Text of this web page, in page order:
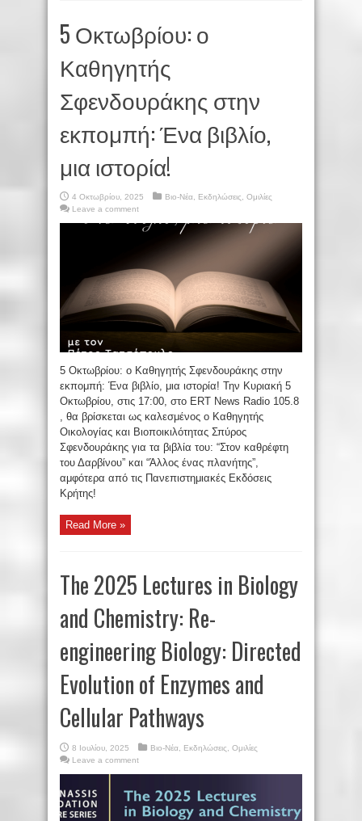
5 Οκτωβρίου: ο
Καθηγητής
Σφενδουράκης στην
εκπομπή: Ένα βιβλίο,
μια ιστορία!
4 Οκτωβρίου, 2025 Βιο-Νέα Εκδηλώσεις
Ομιλίες
Leave a comment
5 Οκτωβρίου: ο Καθηγητής Σφενδουράκης στην
εκπομπή: Ένα βιβλίο, μια ιστορία! Την Κυριακή 5
Οκτωβρίου, στις 17:00, στο ERT News Radio 105.8
, θα βρίσκεται ως καλεσμένος ο Καθηγητής
Οικολογίας και Βιοποικιλότητας Σπύρος
Σφενδουράκης για τα βιβλία του: “Στον καθρέφτη
του Δαρβίνου” και “Άλλος ένας πλανήτης”,
αμφότερα από τις Πανεπιστημιακές Εκδόσεις
Κρήτης!
Read More »
The 2025 Lectures in Biology
and Chemistry: Re-
engineering Biology: Directed
Evolution of Enzymes and
Cellular Pathways
8 Ιουλίου, 2025 Βιο-Νέα Εκδηλώσεις
Ομιλίες
Leave a comment